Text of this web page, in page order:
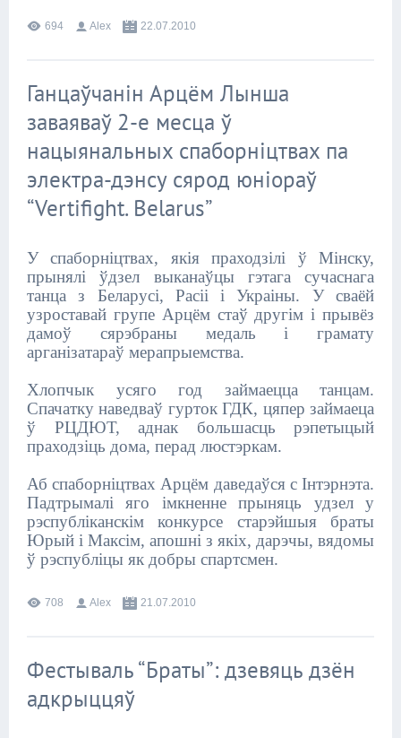
694 Alex 22.07.2010
Ганцаўчанін Арцём Лынша
заваяваў 2-е месца ў
нацыянальных спаборніцтвах па
электра-дэнсу сярод юніораў
“Vertifight. Belarus”
У спаборніцтвах, якія праходзілі ў Мінску,
прынялі ўдзел выканаўцы гэтага сучаснага
танца з Беларусі, Расіі і Украіны. У сваёй
узроставай групе Арцём стаў другім і прывёз
дамоў сярэбраны медаль і грамату
арганізатараў мерапрыемства.
Хлопчык усяго год займаецца танцам.
Спачатку наведваў гурток ГДК, цяпер займаеца
ў РЦДЮТ, аднак большасць рэпетыцый
праходзіць дома, перад люстэркам.
Аб спаборніцтвах Арцём даведаўся с Інтэрнэта.
Падтрымалі яго імкненне прыняць удзел у
рэспубліканскім конкурсе старэйшыя браты
Юрый і Максім, апошні з якіх, дарэчы, вядомы
ў рэспубліцы як добры спартсмен.
708 Alex 21.07.2010
Фестываль “Браты”: дзевяць дзён
адкрыццяў